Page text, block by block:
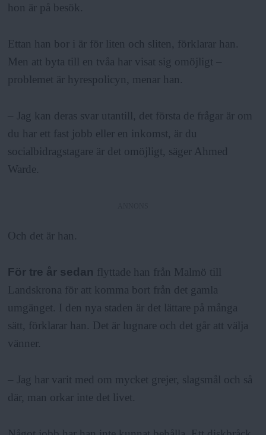
hon är på besök.
Ettan han bor i är för liten och sliten, förklarar han.
Men att byta till en tvåa har visat sig omöjligt –
problemet är hyrespolicyn, menar han.
– Jag kan deras svar utantill, det första de frågar är om
du har ett fast jobb eller en inkomst, är du
socialbidragstagare är det omöjligt, säger Ahmed
Warde.
Och det är han.
För tre år sedan flyttade han från Malmö till
Landskrona för att komma bort från det gamla
umgänget. I den nya staden är det lättare på många
sätt, förklarar han. Det är lugnare och det går att välja
vänner.
– Jag har varit med om mycket grejer, slagsmål och så
där, man orkar inte det livet.